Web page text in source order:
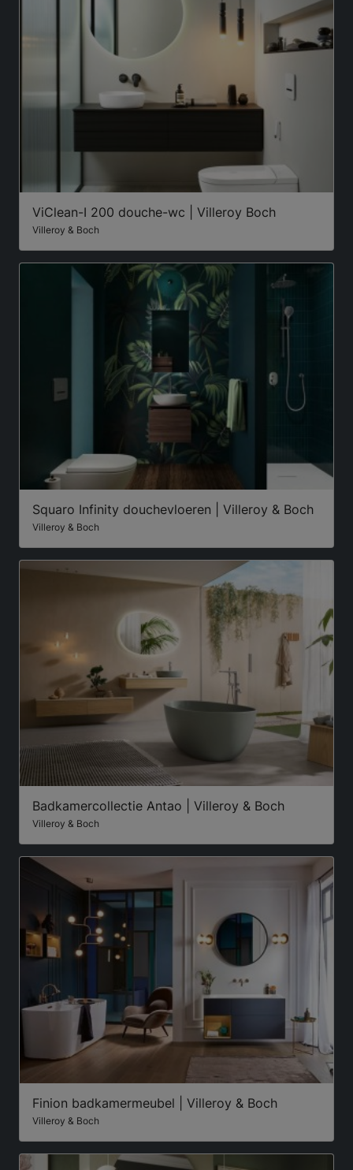
ViClean-I 200 douche-wc | Villeroy Boch
Villeroy & Boch
Squaro Infinity douchevloeren | Villeroy & Boch
Villeroy & Boch
Badkamercollectie Antao | Villeroy & Boch
Villeroy & Boch
Finion badkamermeubel | Villeroy & Boch
Villeroy & Boch